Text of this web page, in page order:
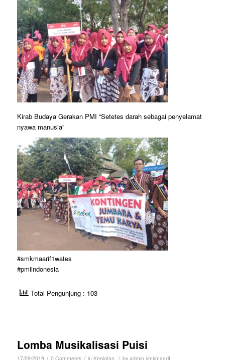
Kirab Budaya Gerakan PMI “Setetes darah sebagai penyelamat
nyawa manusia”
#smkmaarif1wates
#pmiindonesia
Total Pengunjung : 103
Lomba Musikalisasi Puisi
17/09/2019 / 0 Comments / in Kegiatan / by admin smkmaarif